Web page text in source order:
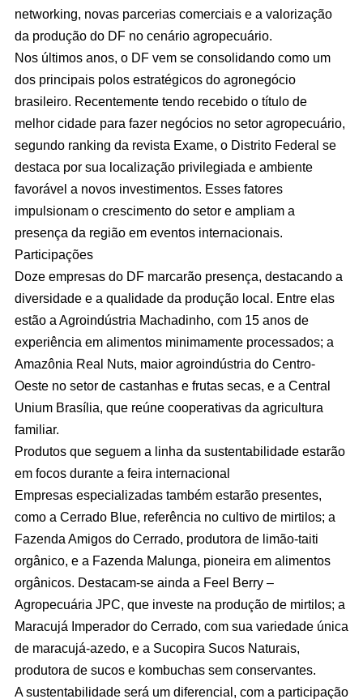
networking, novas parcerias comerciais e a valorização
da produção do DF no cenário agropecuário.
Nos últimos anos, o DF vem se consolidando como um
dos principais polos estratégicos do agronegócio
brasileiro. Recentemente tendo recebido o título de
melhor cidade para fazer negócios no setor agropecuário,
segundo ranking da revista Exame, o Distrito Federal se
destaca por sua localização privilegiada e ambiente
favorável a novos investimentos. Esses fatores
impulsionam o crescimento do setor e ampliam a
presença da região em eventos internacionais.
Participações
Doze empresas do DF marcarão presença, destacando a
diversidade e a qualidade da produção local. Entre elas
estão a Agroindústria Machadinho, com 15 anos de
experiência em alimentos minimamente processados; a
Amazônia Real Nuts, maior agroindústria do Centro-
Oeste no setor de castanhas e frutas secas, e a Central
Unium Brasília, que reúne cooperativas da agricultura
familiar.
Produtos que seguem a linha da sustentabilidade estarão
em focos durante a feira internacional
Empresas especializadas também estarão presentes,
como a Cerrado Blue, referência no cultivo de mirtilos; a
Fazenda Amigos do Cerrado, produtora de limão-taiti
orgânico, e a Fazenda Malunga, pioneira em alimentos
orgânicos. Destacam-se ainda a Feel Berry –
Agropecuária JPC, que investe na produção de mirtilos; a
Maracujá Imperador do Cerrado, com sua variedade única
de maracujá-azedo, e a Sucopira Sucos Naturais,
produtora de sucos e kombuchas sem conservantes.
A sustentabilidade será um diferencial, com a participação